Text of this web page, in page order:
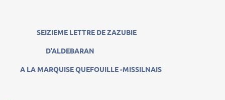
SEIZIEME LETTRE DE ZAZUBIE
D’ALDEBARAN
A LA MARQUISE QUEFOUILLE -MISSILNAIS